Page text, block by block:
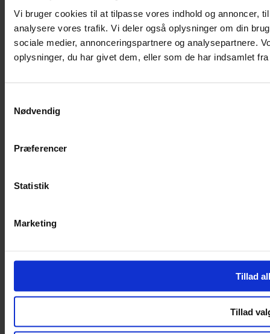
Vi bruger cookies til at tilpasse vores indhold og annoncer,
analysere vores trafik. Vi deler også oplysninger om din
sociale medier, annonceringspartnere og analysepartnere.
oplysninger, du har givet dem, eller som de har indsamlet
Nødvendig
Præferencer
Statistik
Marketing
Tillad
Tillad
Vestergade 12 6270, Tønder
60 51 96 50
post@yarneverywear.dk
CVR 43041649
Facebook-f Instagram
Handelsbetingelser
Handelsbetingelser
Om Yarn Every Wear
Mandag – Fredag 10:00 – 17:30
Copyright © 2022.Design & hosting by Webhuset Ballum ApS